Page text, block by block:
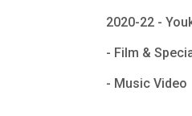
2020-22 -
- Film &
- Music Video